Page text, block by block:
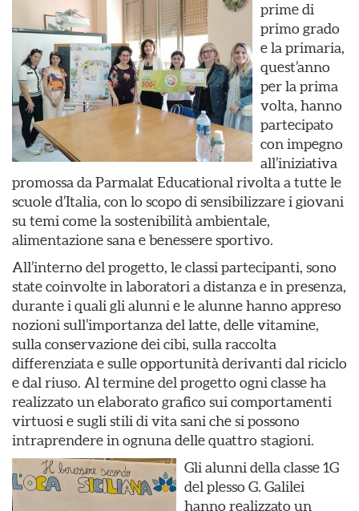
prime di
primo grado
e la primaria,
quest’anno
per la prima
volta, hanno
partecipato
con impegno
all’iniziativa
promossa da Parmalat Educational rivolta a tutte le
scuole d’Italia, con lo scopo di sensibilizzare i giovani
su temi come la sostenibilità ambientale,
alimentazione sana e benessere sportivo.
All’interno del progetto, le classi partecipanti, sono
state coinvolte in laboratori a distanza e in presenza,
durante i quali gli alunni e le alunne hanno appreso
nozioni sull’importanza del latte, delle vitamine,
sulla conservazione dei cibi, sulla raccolta
differenziata e sulle opportunità derivanti dal riciclo
e dal riuso. Al termine del progetto ogni classe ha
realizzato un elaborato grafico sui comportamenti
virtuosi e sugli stili di vita sani che si possono
intraprendere in ognuna delle quattro stagioni.
Gli alunni della classe 1G
del plesso G. Galilei
hanno realizzato un